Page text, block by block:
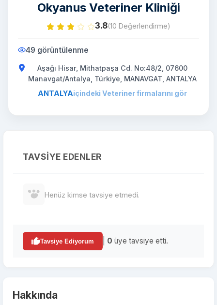
Okyanus Veteriner Kliniği
3.8(10 Değerlendirme)
49 görüntülenme
Aşağı Hisar, Mithatpaşa Cd. No:48/2, 07600
Manavgat/Antalya, Türkiye, MANAVGAT, ANTALYA
ANTALYAiçindeki Veteriner firmalarını gör
TAVSIYE EDENLER
Henüz kimse tavsiye etmedi.
Tavsiye Ediyorum 0 üye tavsiye etti.
Hakkında